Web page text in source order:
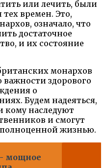
или лечить, были
времен. Это,
означало, что
достаточное
и их состояние
монархов
здорового
о
Будем надеяться,
кому наследуют
и смогут
полноценной жизнью.
мощное